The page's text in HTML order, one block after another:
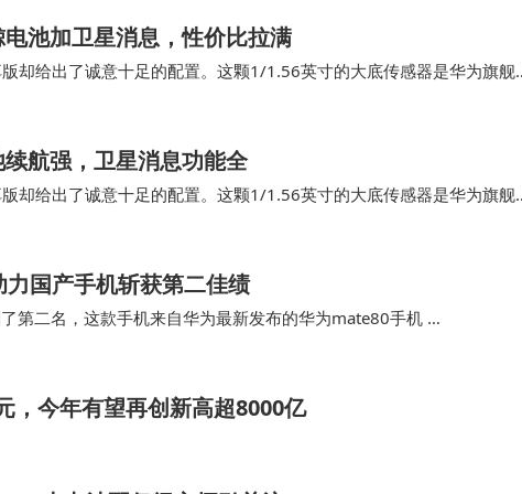
池加卫星消息，性价比拉满
却给出了诚意十足的配置。这颗1/1.56英寸的大底传感器是华为旗舰
QPD全像素精准对焦技术，使得手…
航强，卫星消息功能全
却给出了诚意十足的配置。这颗1/1.56英寸的大底传感器是华为旗舰
QPD全像素精准对焦技术，使得手…
国产手机斩获第二佳绩
第二名，这款手机来自华为最新发布的华为mate80手机 …
，今年有望再创新高超8000亿